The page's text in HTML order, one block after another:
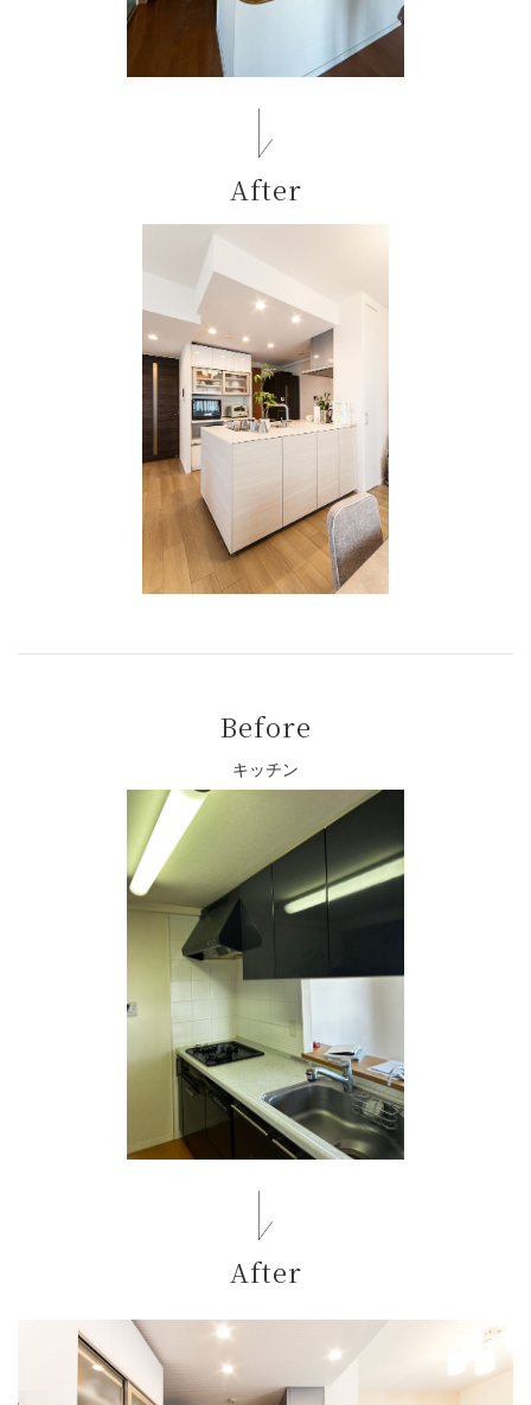
After
Before
キッチン
After